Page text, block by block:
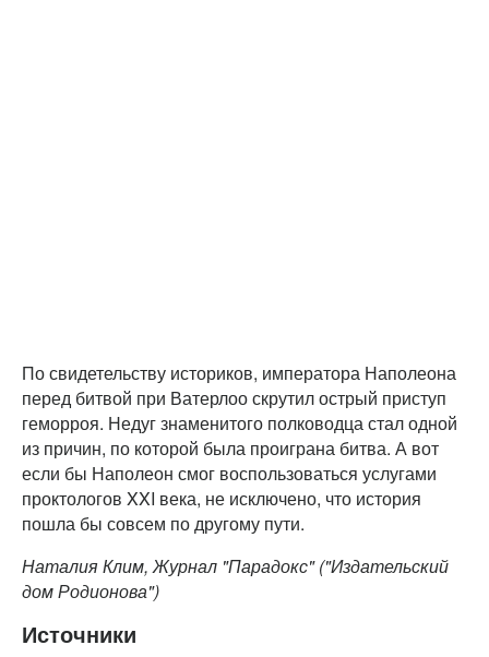
По свидетельству историков, императора Наполеона
перед битвой при Ватерлоо скрутил острый приступ
геморроя. Недуг знаменитого полководца стал одной
из причин, по которой была проиграна битва. А вот
если бы Наполеон смог воспользоваться услугами
проктологов XXI века, не исключено, что история
пошла бы совсем по другому пути.
Наталия Клим, Журнал "Парадокс" ("Издательский
дом Родионова")
Источники